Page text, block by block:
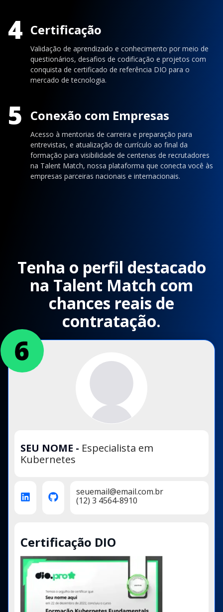
4 Certificação
Validação de aprendizado e conhecimento por meio de
questionários, desafios de codificação e projetos com
conquista de certificado de referência DIO para o
mercado de tecnologia.
5 Conexão com Empresas
Acesso à mentorias de carreira e preparação para
entrevistas, e atualização de currículo ao final da
formação para visibilidade de centenas de recrutadores
na Talent Match, nossa plataforma que conecta você às
empresas parceiras nacionais e internacionais.
Tenha o perfil destacado
na Talent Match com
chances reais de
contratação.
SEU NOME - Especialista em
Kubernetes
seuemail@email.com.br
(12) 3 4564-8910
Certificação DIO